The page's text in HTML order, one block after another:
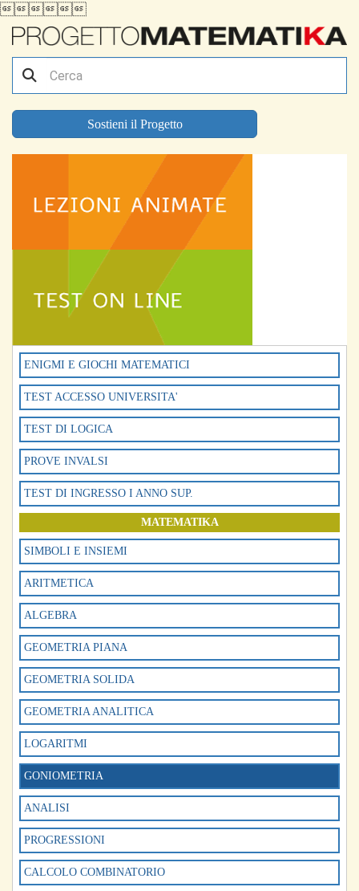
Sostieni il Progetto
ENIGMI E GIOCHI MATEMATICI
TEST ACCESSO UNIVERSITA'
TEST DI LOGICA
PROVE INVALSI
TEST DI INGRESSO I ANNO SUP.
MATEMATIKA
SIMBOLI E INSIEMI
ARITMETICA
ALGEBRA
GEOMETRIA PIANA
GEOMETRIA SOLIDA
GEOMETRIA ANALITICA
LOGARITMI
GONIOMETRIA
ANALISI
PROGRESSIONI
CALCOLO COMBINATORIO